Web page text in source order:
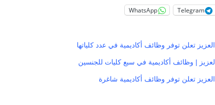
Telegram
WhatsApp
تعلن توفر وظائف أكاديمية في عدد كلياتها
| وظائف أكاديمية في سبع كليات للجنسين
تعلن توفر وظائف أكاديمية شاغرة